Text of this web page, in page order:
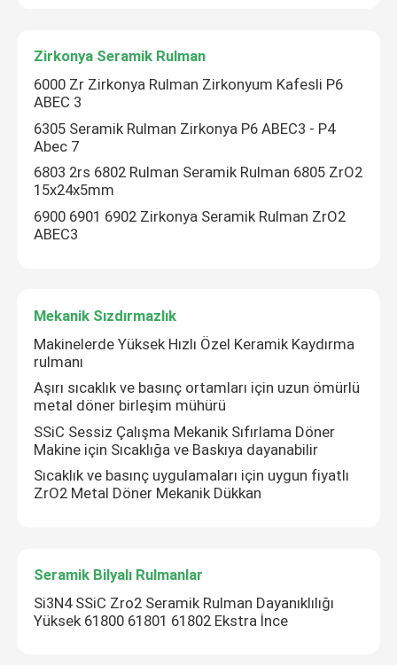
Zirkonya Seramik Rulman
6000 Zr Zirkonya Rulman Zirkonyum Kafesli P6
ABEC 3
6305 Seramik Rulman Zirkonya P6 ABEC3 - P4
Abec 7
6803 2rs 6802 Rulman Seramik Rulman 6805 ZrO2
15x24x5mm
6900 6901 6902 Zirkonya Seramik Rulman ZrO2
ABEC3
Mekanik Sızdırmazlık
Makinelerde Yüksek Hızlı Özel Keramik Kaydırma
rulmanı
Aşırı sıcaklık ve basınç ortamları için uzun ömürlü
metal döner birleşim mühürü
SSiC Sessiz Çalışma Mekanik Sıfırlama Döner
Makine için Sıcaklığa ve Baskıya dayanabilir
Sıcaklık ve basınç uygulamaları için uygun fiyatlı
ZrO2 Metal Döner Mekanik Dükkan
Seramik Bilyalı Rulmanlar
Si3N4 SSiC Zro2 Seramik Rulman Dayanıklılığı
Yüksek 61800 61801 61802 Ekstra İnce